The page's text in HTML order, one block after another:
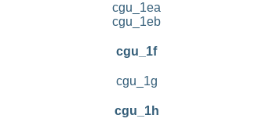
cgu_1ea
cgu_1eb
cgu_1f
cgu_1g
cgu_1h